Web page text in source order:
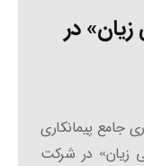
در
جامع پیمانکاری
زیان» در شرکت